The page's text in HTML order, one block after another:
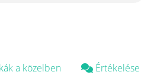
a közelben Értékelések